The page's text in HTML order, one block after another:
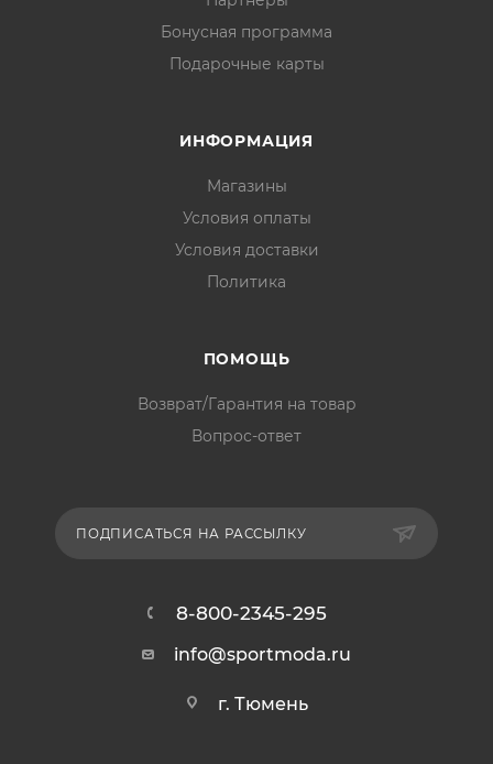
Бонусная программа
Подарочные карты
ИНФОРМАЦИЯ
Магазины
Условия оплаты
Условия доставки
Политика
ПОМОЩЬ
Возврат/Гарантия на товар
Вопрос-ответ
ПОДПИСАТЬСЯ НА РАССЫЛКУ
8-800-2345-295
info@sportmoda.ru
г. Тюмень